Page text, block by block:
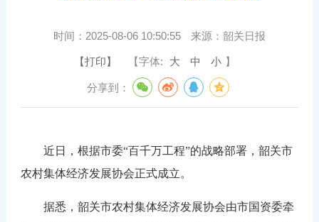
时间： 2025-08-06 10:50:55 来源： 韶关日报
【打印】 【字体: 大 中 小 】
分享到：
近日，根据市委“百千万工程”的战略部署，韶关市
农村集体经济发展协会正式成立。
据悉，韶关市农村集体经济发展协会由市国资委牵